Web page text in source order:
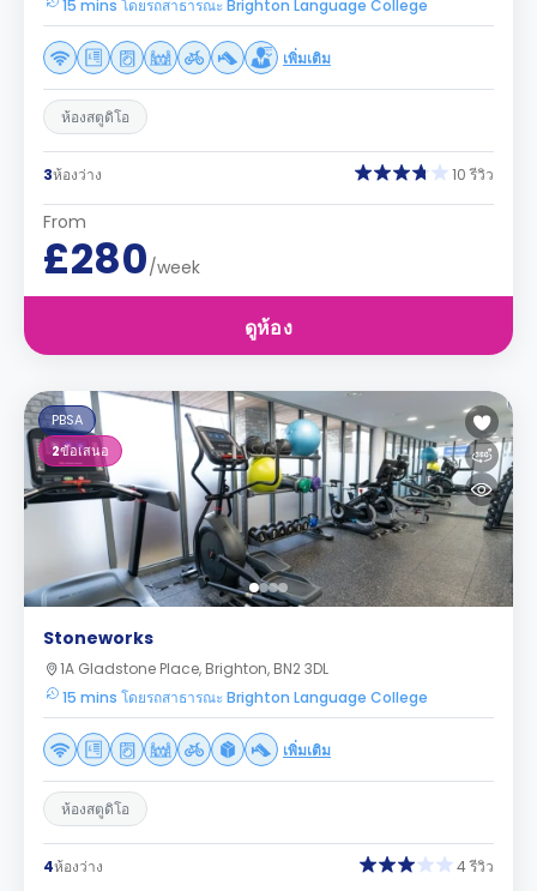
15 mins โดยรถสาธารณะ Brighton Language College
เพิ่มเติม
ห้องสตูดิโอ
3ห้องว่าง 10 รีวิว
From
£280/week
ดูห้อง
PBSA
2ข้อเสนอ
Stoneworks
1A Gladstone Place, Brighton, BN2 3DL
15 mins โดยรถสาธารณะ Brighton Language College
เพิ่มเติม
ห้องสตูดิโอ
4ห้องว่าง 4 รีวิว